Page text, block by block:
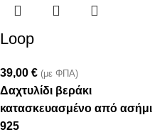
Loop
39,00 € (με ΦΠΑ)
Δαχτυλίδι βεράκι
κατασκευασμένο από ασήμι
925